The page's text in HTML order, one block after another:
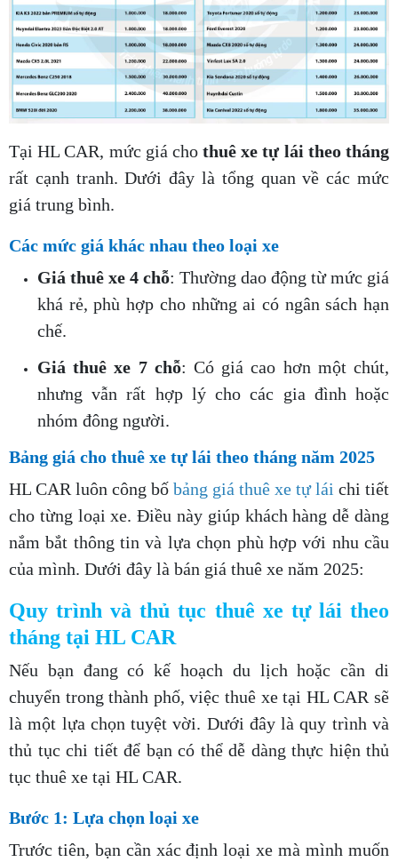
Tại HL CAR, mức giá chothuê xe tự lái theo tháng
rất cạnh tranh. Dưới đây là tổng quan về các mức
giá trung bình.
Các mức giá khác nhau theo loại xe
Giá thuê xe 4 chỗ: Thường dao động từ mức giá
khá rẻ, phù hợp cho những ai có ngân sách hạn
chế.
Giá thuê xe 7 chỗ: Có giá cao hơn một chút,
nhưng vẫn rất hợp lý cho các gia đình hoặc
nhóm đông người.
Bảng giá cho thuê xe tự lái theo tháng năm 2025
HL CAR luôn công bố bảng giá thuê xe tự lái chi tiết
cho từng loại xe. Điều này giúp khách hàng dễ dàng
nắm bắt thông tin và lựa chọn phù hợp với nhu cầu
của mình. Dưới đây là bán giá thuê xe năm 2025:
Quy trình và thủ tục thuê xe tự lái theo
tháng tại HL CAR
Nếu bạn đang có kế hoạch du lịch hoặc cần di
chuyển trong thành phố, việc thuê xe tại HL CAR sẽ
là một lựa chọn tuyệt vời. Dưới đây là quy trình và
thủ tục chi tiết để bạn có thể dễ dàng thực hiện thủ
tục thuê xe tại HL CAR.
Bước 1: Lựa chọn loại xe
Trước tiên, bạn cần xác định loại xe mà mình muốn